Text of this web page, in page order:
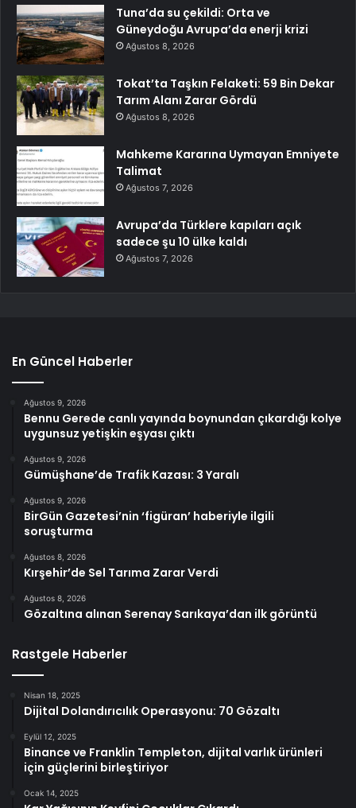
Tuna’da su çekildi: Orta ve
Güneydoğu Avrupa’da enerji krizi
Ağustos 8, 2026
Tokat’ta Taşkın Felaketi: 59 Bin Dekar
Tarım Alanı Zarar Gördü
Ağustos 8, 2026
Mahkeme Kararına Uymayan Emniyete
Talimat
Ağustos 7, 2026
Avrupa’da Türklere kapıları açık
sadece şu 10 ülke kaldı
Ağustos 7, 2026
En Güncel Haberler
Ağustos 9, 2026
Bennu Gerede canlı yayında boynundan çıkardığı kolye
uygunsuz yetişkin eşyası çıktı
Ağustos 9, 2026
Gümüşhane’de Trafik Kazası: 3 Yaralı
Ağustos 9, 2026
BirGün Gazetesi’nin ‘figüran’ haberiyle ilgili
soruşturma
Ağustos 8, 2026
Kırşehir’de Sel Tarıma Zarar Verdi
Ağustos 8, 2026
Gözaltına alınan Serenay Sarıkaya’dan ilk görüntü
Rastgele Haberler
Nisan 18, 2025
Dijital Dolandırıcılık Operasyonu: 70 Gözaltı
Eylül 12, 2025
Binance ve Franklin Templeton, dijital varlık ürünleri
için güçlerini birleştiriyor
Ocak 14, 2025